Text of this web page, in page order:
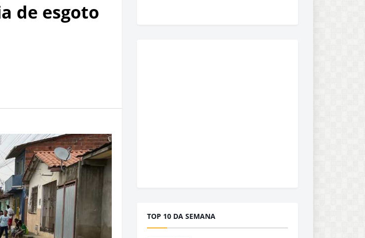
de esgoto
TOP 10 DA SEMANA